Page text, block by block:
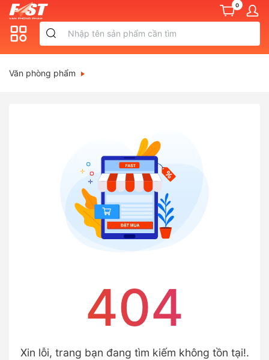
0
Văn phòng phẩm
404
Xin lỗi, trang bạn đang tìm kiếm không tồn tại!.